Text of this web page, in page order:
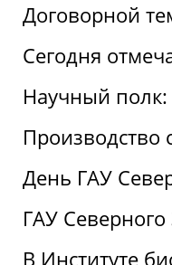
Договорной
Сегодня
Научный полк:
День ГАУ
ГАУ
В Институте